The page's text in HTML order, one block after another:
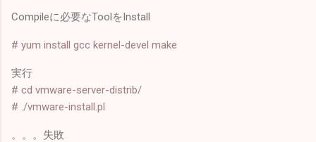
Compileに必要なToolをInstall
# yum install gcc kernel-devel make
実行
# cd vmware-server-distrib/
# ./vmware-install.pl
。。。失敗